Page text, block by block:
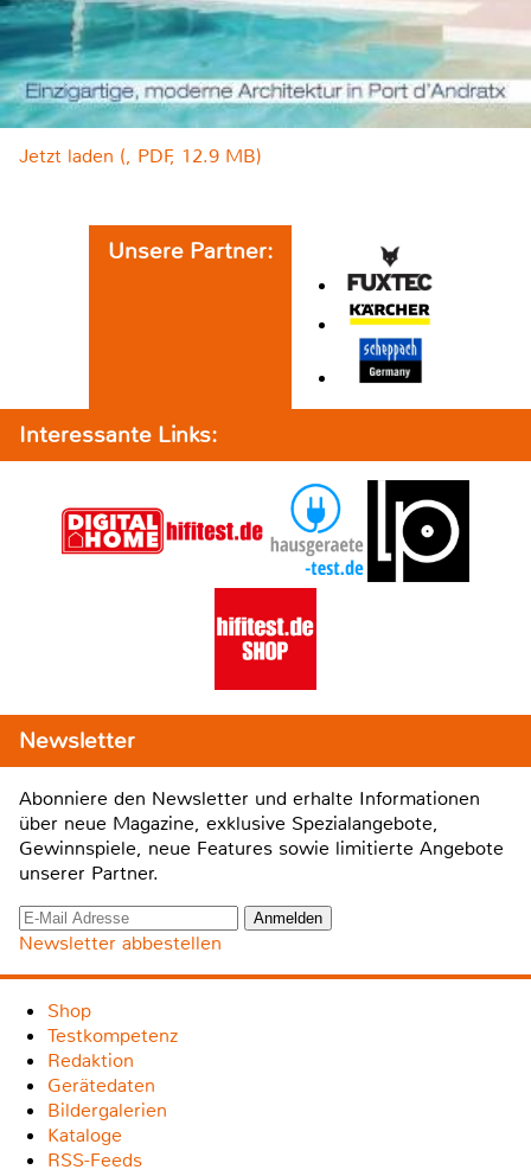
Jetzt laden (, PDF, 12.9 MB)
Unsere Partner:
Interessante Links:
Newsletter
Abonniere den Newsletter und erhalte Informationen
über neue Magazine, exklusive Spezialangebote,
Gewinnspiele, neue Features sowie limitierte Angebote
unserer Partner.
Newsletter abbestellen
Shop
Testkompetenz
Redaktion
Gerätedaten
Bildergalerien
Kataloge
RSS-Feeds